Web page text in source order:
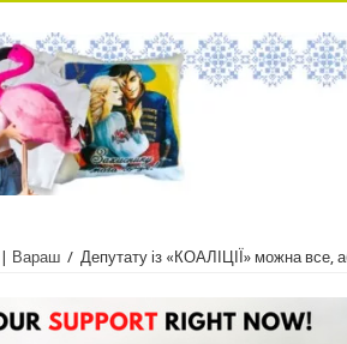
| Вараш / Депутату із «КОАЛІЦІЇ» можна все,